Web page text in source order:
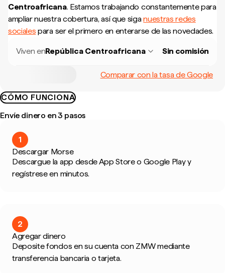
Centroafricana. Estamos trabajando constantemente para
ampliar nuestra cobertura, así que siganuestras redes
sociales para ser el primero en enterarse de las novedades.
Viven enRepública Centroafricana Sin comisión
Comparar con la tasa de Google
CÓMO FUNCIONA
Envíe dinero en 3 pasos
1
Descargar Morse
Descargue la app desde App Store o Google Play y
regístrese en minutos.
2
Agregar dinero
Deposite fondos en su cuenta con ZMW mediante
transferencia bancaria o tarjeta.